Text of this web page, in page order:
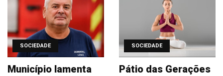
SOCIEDADE
Município lamenta
SOCIEDADE
Pátio das Gerações